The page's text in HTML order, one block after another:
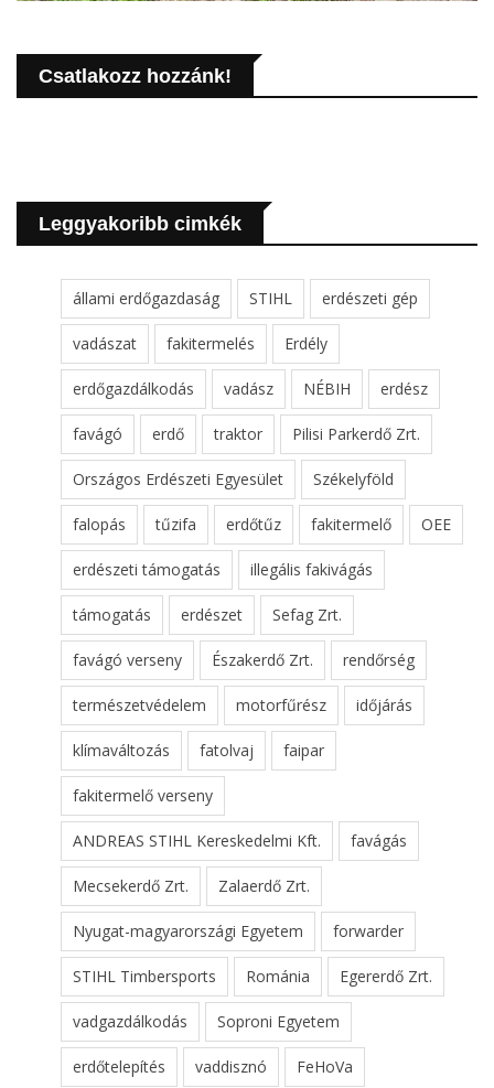
Csatlakozz hozzánk!
Leggyakoribb cimkék
állami erdőgazdaság STIHL erdészeti gép
vadászat fakitermelés Erdély
erdőgazdálkodás vadász NÉBIH erdész
favágó erdő traktor Pilisi Parkerdő Zrt.
Országos Erdészeti Egyesület Székelyföld
falopás tűzifa erdőtűz fakitermelő OEE
erdészeti támogatás illegális fakivágás
támogatás erdészet Sefag Zrt.
favágó verseny Északerdő Zrt. rendőrség
természetvédelem motorfűrész időjárás
klímaváltozás fatolvaj faipar
fakitermelő verseny
ANDREAS STIHL Kereskedelmi Kft. favágás
Mecsekerdő Zrt. Zalaerdő Zrt.
Nyugat-magyarországi Egyetem forwarder
STIHL Timbersports Románia Egererdő Zrt.
vadgazdálkodás Soproni Egyetem
erdőtelepítés vaddisznó FeHoVa